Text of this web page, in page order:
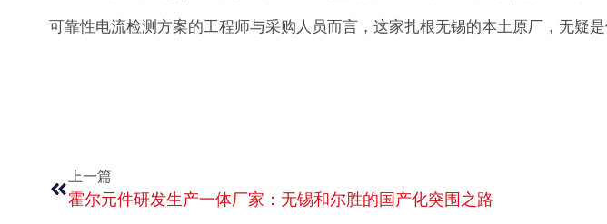
可靠性电流检测方案的工程师与采购人员而言，这家扎根无锡的本土原厂，无疑是
上一篇
霍尔元件研发生产一体厂家：无锡和尔胜的国产化突围之路